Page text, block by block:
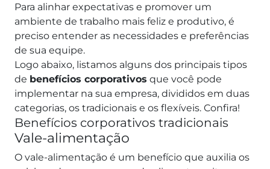
Para alinhar expectativas e promover um
ambiente de trabalho mais feliz e produtivo, é
preciso entender as necessidades e preferências
de sua equipe.
Logo abaixo, listamos alguns dos principais tipos
de benefícios corporativos que você pode
implementar na sua empresa, divididos em duas
categorias, os tradicionais e os flexíveis. Confira!
Benefícios corporativos tradicionais
Vale-alimentação
O vale-alimentação é um benefício que auxilia os